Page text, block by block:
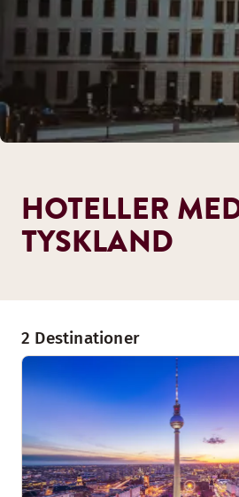
2 Destinationer
HOTELLER
TYSKLAND